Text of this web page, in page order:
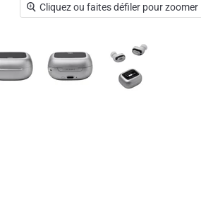
Cliquez ou faites défiler pour zoomer